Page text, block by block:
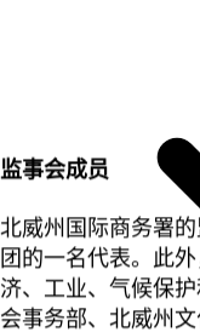
监事会成员
北威州国际商务署
团的一名代表。此
济、工业、气候保
会事务部、北威州